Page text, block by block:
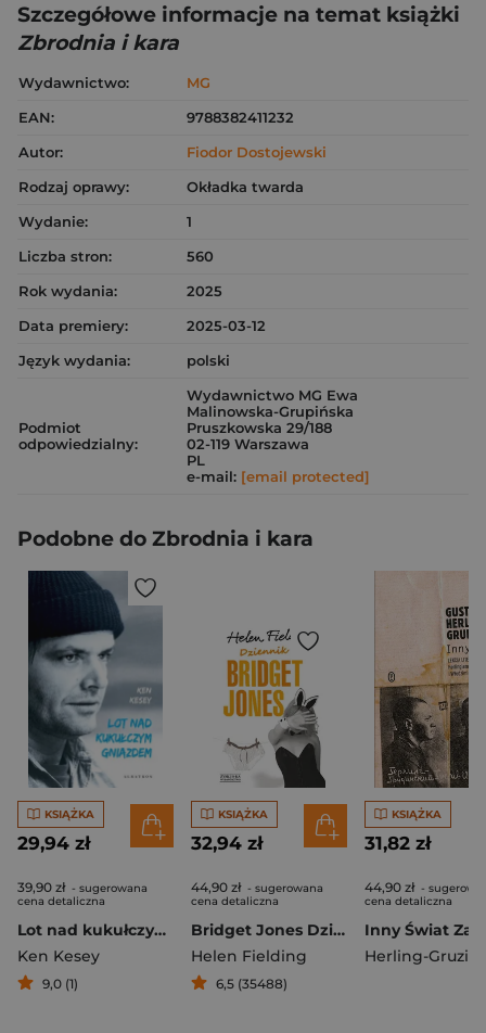
Szczegółowe informacje na temat książki
Zbrodnia i kara
Wydawnictwo:
MG
EAN:
9788382411232
Autor:
Fiodor Dostojewski
Rodzaj oprawy:
Okładka twarda
Wydanie:
1
Liczba stron:
560
Rok wydania:
2025
Data premiery:
2025-03-12
Język wydania:
polski
Podmiot
odpowiedzialny:
Wydawnictwo MG Ewa
Malinowska-Grupińska
Pruszkowska 29/188
02-119 Warszawa
PL
e-mail: [email protected]
Podobne do Zbrodnia i kara
KSIĄŻKA
29,94 zł
39,90 zł - sugerowana
cena detaliczna
Lot nad kukułczym gniazdem
Ken Kesey
9,0 (1)
KSIĄŻKA
32,94 zł
44,90 zł - sugerowana
cena detaliczna
Bridget Jones Dziennik
Helen Fielding
6,5 (35488)
KSIĄŻKA
31,82 zł
44,90 zł -
cena detaliczna